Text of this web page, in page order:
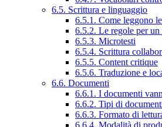
6.5. Scrittura e linguaggio
6.5.1. Come leggono
6.5.2. Le regole per
6.5.3. Microtesti
6.5.4. Scrittura
6.5.5. Content critique
6.5.6. Traduzione e
6.6. Documenti
6.6.1. I documenti
6.6.2. Tipi di
6.6.3. Formato di
6.6.4. Modalità di